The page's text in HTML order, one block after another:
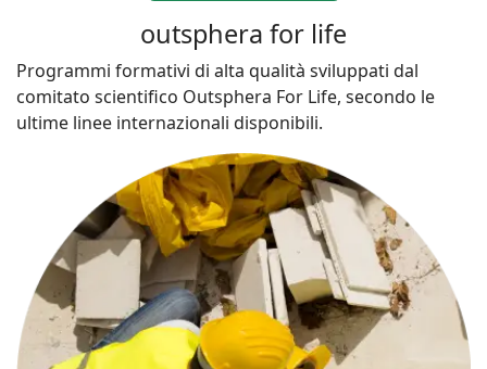
outsphera for life
Programmi formativi di alta qualità sviluppati dal
comitato scientifico Outsphera For Life, secondo le
ultime linee internazionali disponibili.